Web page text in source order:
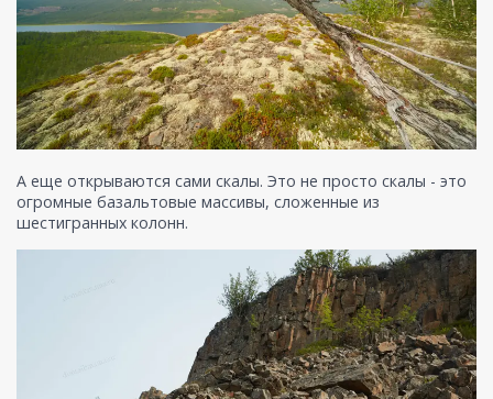
А еще открываются сами скалы. Это не просто скалы - это
огромные базальтовые массивы, сложенные из
шестигранных колонн.